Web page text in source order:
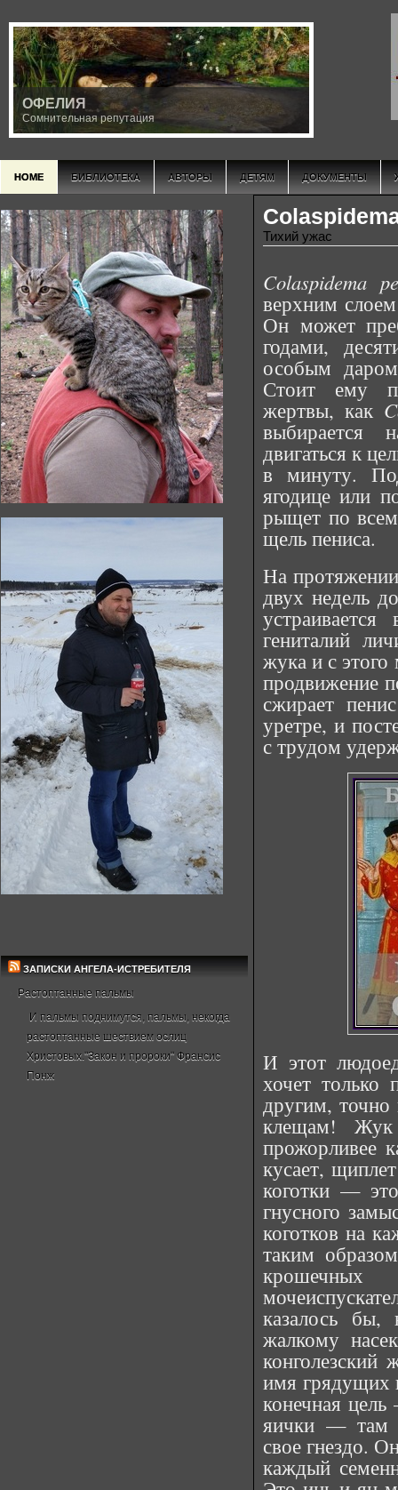
ОФЕЛИЯ
Сомнительная репутация
HOME БИБЛИОТЕКА АВТОРЫ ДЕТЯМ ДОКУМЕНТЫ
ЗАПИСКИ АНГЕЛА-ИСТРЕБИТЕЛЯ
Растоптанные пальмы
И пальмы поднимутся, пальмы, некогда
растоптанные шествием ослиц
Христовых."Закон и пророки" Франсис
Понж
Тихий ужас
Colaspidema
верхним
Он может
годами,
особым
Стоит ему
жертвы, как
выбирается
двигаться к
в минуту.
ягодице или
рыщет по
щель пениса.
На
двух недель
гениталий
жука и с этого
продвижение
сжирает
уретре, и
с трудом
И этот
хочет только
другим,
клещам! Жук
прожорливее
кусает,
коготки —
гнусного
коготков на
таким
казалось
жалкому
конголезский
имя грядущих
конечная
яички —
свое гнездо.
каждый